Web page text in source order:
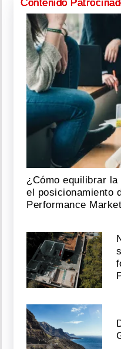
Contenido
¿Cómo equilibrar
el posicionamiento
Performance